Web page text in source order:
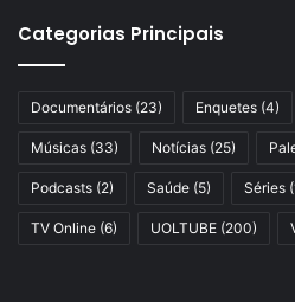
Categorias Principais
Documentários (23) Enquetes (4)
Músicas (33) Notícias (25)
Podcasts (2) Saúde (5) Séries
TV Online (6) UOLTUBE (200)